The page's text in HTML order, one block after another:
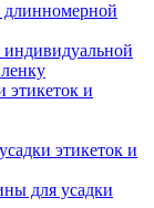
этикеток и
этикеток и
для усадки